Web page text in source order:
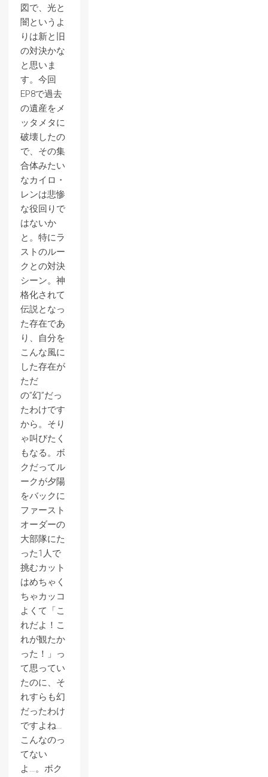
図で、光と
闇というよ
りは新と旧
の対決かな
と思いま
す。今回
EP8で過去
の遺産をメ
ッタメタに
破壊したの
で、その集
合体みたい
なカイロ・
レンは悲惨
な役回りで
はないか
と。特にラ
ストのルー
クとの対決
シーン。神
格化されて
伝説となっ
た存在であ
り、自分を
こんな風に
した存在が
ただ
の”幻”だっ
たわけです
から。そり
ゃ叫びたく
もなる。ボ
クだってル
ークが夕陽
をバックに
ファースト
オーダーの
大部隊にた
った1人で
挑むカット
はめちゃく
ちゃカッコ
よくて「こ
れだよ！こ
れが観たか
った！」っ
て思ってい
たのに、そ
れすらも幻
だったわけ
ですよね…
こんなのっ
てない
よ…。ボク